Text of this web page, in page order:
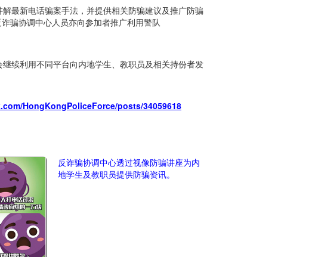
最新电话骗案手法，并提供相关防骗建议及推广防骗
骗协调中心人员亦向参加者推广利用警队
续利用不同平台向内地学生、教职员及相关持份者发
HongKongPoliceForce/posts/34059618
反诈骗协调中心透过视像防骗讲座为内
地学生及教职员提供防骗资讯。